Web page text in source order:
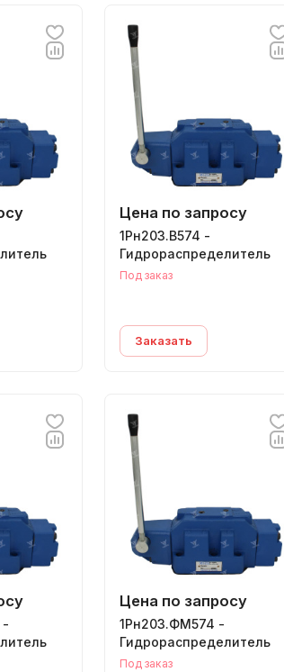
Цена по запросу
1Рн203.В574 -
Гидрораспределитель
Под заказ
Заказать
-
Цена по запросу
1Рн203.ФМ574 -
Гидрораспределитель
Под заказ